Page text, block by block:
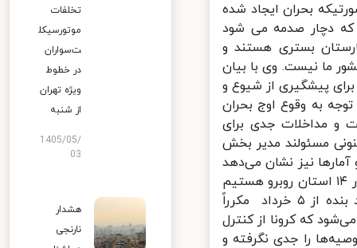
بحران ایجاد شده
دچار صدمه می شود
بستری هستند و
ما نیست. وی با بیان
پیشگیری از شیوع و
به وقوع اوج بحران
و مداخلات جدی برای
مسئولند مدیر بخش
نیز نشان می‌دهد
با اوج بیماری کرونا در بسیاری از مناطق کشور و طبق اعلام وزارت بهداشت در ۱۴ استان روبرو هستیم
که تهران نیز جزو آن‌هاست. البته این وضعیت قابل پیش‌بینی بود و خود بنده از ۵ خرداد مکرراً
که کرونا از کنترل
را جدی نگرفته و
تخلفات
موتورسیکل
ت‌سواران
در خطوط
ویژه تهران
از شنبه
1405/05/
03
هشدار
نارنجی